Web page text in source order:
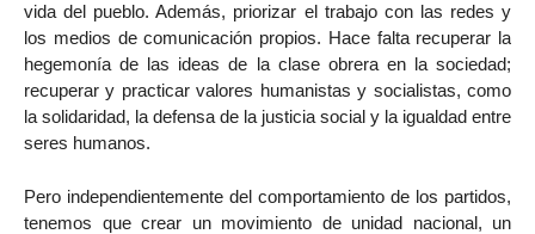
vida del pueblo. Además, priorizar el trabajo con las redes y
los medios de comunicación propios. Hace falta recuperar la
hegemonía de las ideas de la clase obrera en la sociedad;
recuperar y practicar valores humanistas y socialistas, como
la solidaridad, la defensa de la justicia social y la igualdad entre
seres humanos.
Pero independientemente del comportamiento de los partidos,
tenemos que crear un movimiento de unidad nacional, un